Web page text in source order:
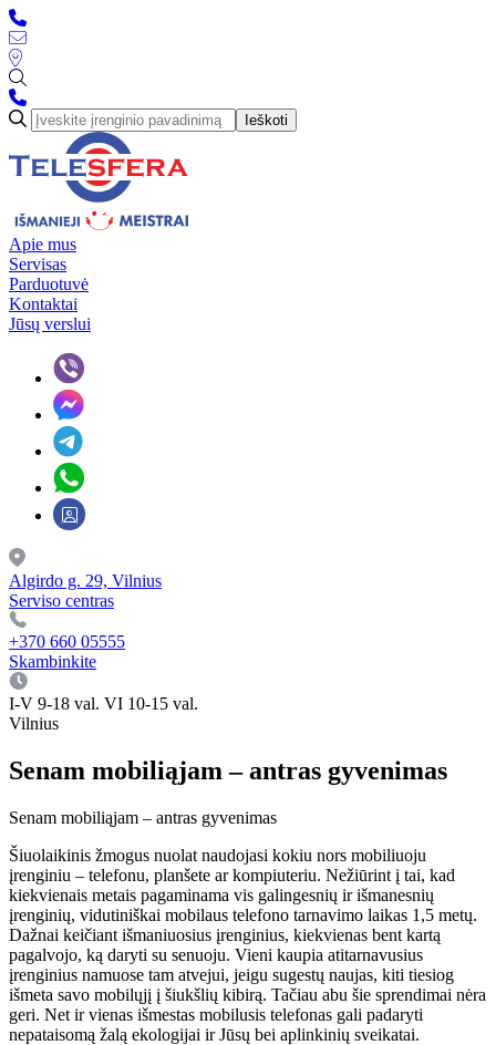
Ieškoti
Apie mus
Servisas
Parduotuvė
Kontaktai
Jūsų verslui
Algirdo g. 29, Vilnius
Serviso centras
+370 660 05555
Skambinkite
I-V 9-18 val. VI 10-15 val.
Vilnius
Senam mobiliąjam – antras gyvenimas
Senam mobiliąjam – antras gyvenimas
Šiuolaikinis žmogus nuolat naudojasi kokiu nors mobiliuoju
įrenginiu – telefonu, planšete ar kompiuteriu. Nežiūrint į tai, kad
kiekvienais metais pagaminama vis galingesnių ir išmanesnių
įrenginių, vidutiniškai mobilaus telefono tarnavimo laikas 1,5 metų.
Dažnai keičiant išmaniuosius įrenginius, kiekvienas bent kartą
pagalvojo, ką daryti su senuoju. Vieni kaupia atitarnavusius
įrenginius namuose tam atvejui, jeigu sugestų naujas, kiti tiesiog
išmeta savo mobilųjį į šiukšlių kibirą. Tačiau abu šie sprendimai nėra
geri. Net ir vienas išmestas mobilusis telefonas gali padaryti
nepataisomą žalą ekologijai ir Jūsų bei aplinkinių sveikatai.